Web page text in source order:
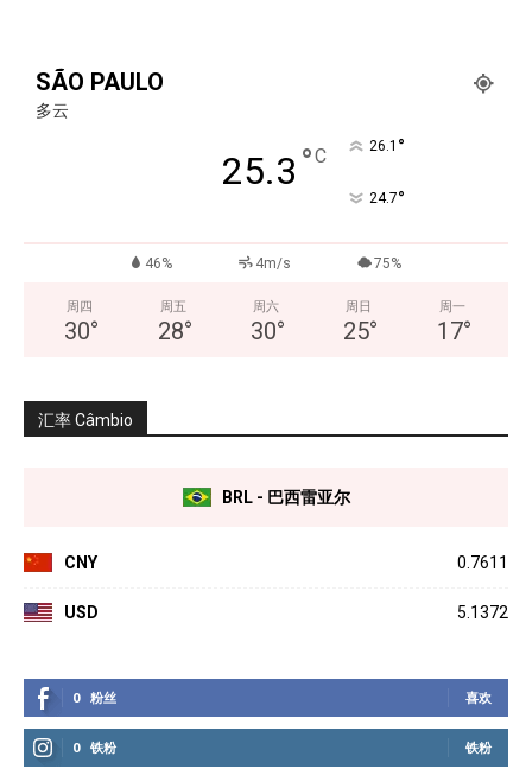
SÃO PAULO
多云
25.3 °C 26.1 °
24.7°
46% 4m/s 75%
周四
30°
周五
28°
周六
30°
周日
25°
周一
17°
汇率 Câmbio
BRL - 巴西雷亚尔
CNY 0.7611
USD 5.1372
0 粉丝 喜欢
0 铁粉 铁粉